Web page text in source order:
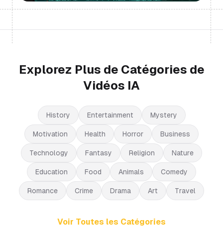
Explorez Plus de Catégories de
Vidéos IA
History Entertainment Mystery
Motivation Health Horror Business
Technology Fantasy Religion Nature
Education Food Animals Comedy
Romance Crime Drama Art Travel
Voir Toutes les Catégories